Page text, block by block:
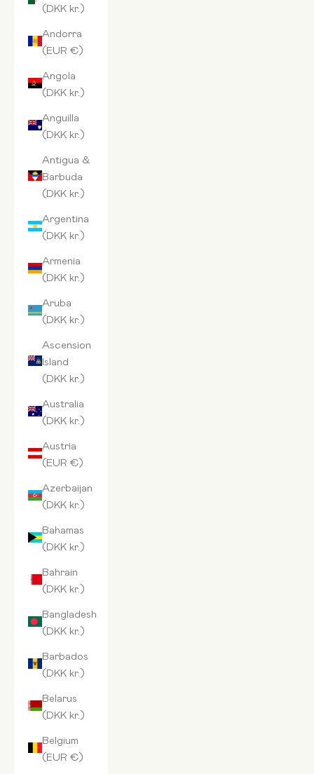
(DKK kr.)
Andorra
(EUR €)
Angola
(DKK kr.)
Anguilla
(DKK kr.)
Antigua &
Barbuda
(DKK kr.)
Argentina
(DKK kr.)
Armenia
(DKK kr.)
Aruba
(DKK kr.)
Ascension
Island
(DKK kr.)
Australia
(DKK kr.)
Austria
(EUR €)
Azerbaijan
(DKK kr.)
Bahamas
(DKK kr.)
Bahrain
(DKK kr.)
Bangladesh
(DKK kr.)
Barbados
(DKK kr.)
Belarus
(DKK kr.)
Belgium
(EUR €)